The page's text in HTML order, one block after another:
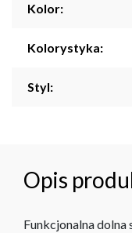
Kolor:
Kolorystyka:
Styl:
Opis
Funkcjonalna dolna